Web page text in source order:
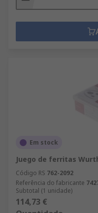
Em stock
Juego de ferritas
Código RS 762-2092
Referência do fabricante
Subtotal (1 unidade)
114,73 €